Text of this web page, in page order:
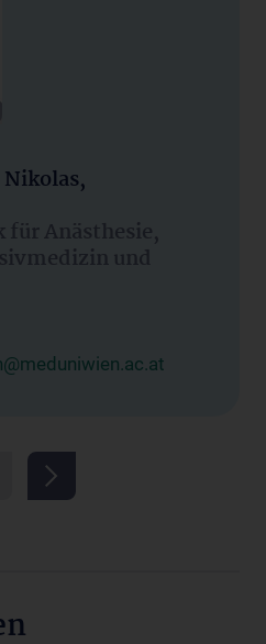
Anästhesie,
und